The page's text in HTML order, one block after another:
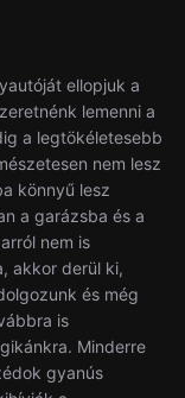
ellopjuk a
lemenni a
a legtökéletesebb
nem lesz
könnyű lesz
a garázsba és a
nem is
akkor derül ki,
és még
is
Minderre
gyanús